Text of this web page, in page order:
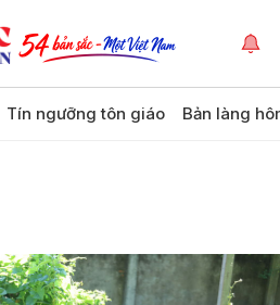
Tín ngưỡng tôn giáo Bản làng